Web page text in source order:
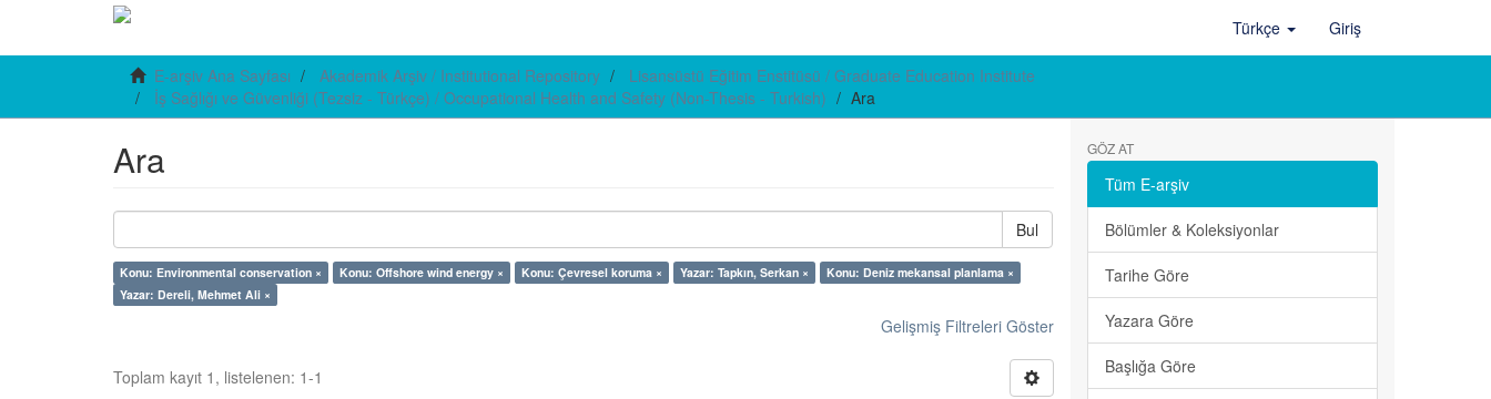
Türkçe Giriş
E-arşiv Ana Sayfası Akademik Arşiv / Institutional Repository
Lisansüstü Eğitim Enstitüsü / Graduate Education Institute
İş Sağlığı ve Güvenliği (Tezsiz - Türkçe) / Occupational Health and Safety (Non-Thesis - Turkish)
Ara
Ara
Bul
Konu: Environmental conservation × Konu: Offshore wind energy × Konu: Çevresel koruma × Yazar: Tapkın, Serkan ×
Konu: Deniz mekansal planlama ×
Yazar: Dereli, Mehmet Ali ×
Gelişmiş Filtreleri Göster
Toplam kayıt 1, listelenen: 1-1
GÖZ AT
Tüm E-arşiv
Bölümler & Koleksiyonlar
Tarihe Göre
Yazara Göre
Başlığa Göre